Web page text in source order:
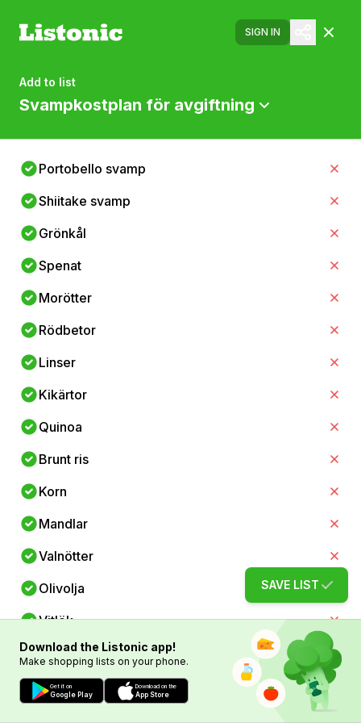
SIGN IN
Add to list
Svampkostplan för avgiftning
Portobello svamp
Shiitake svamp
Grönkål
Spenat
Morötter
Rödbetor
Linser
Kikärtor
Quinoa
Brunt ris
Korn
Mandlar
Valnötter
Olivolja
Vitlök
Lök
Citroner
SAVE LIST
Download the Listonic app!
Make shopping lists on your phone.
Get it on
Google Play
Download on the
App Store